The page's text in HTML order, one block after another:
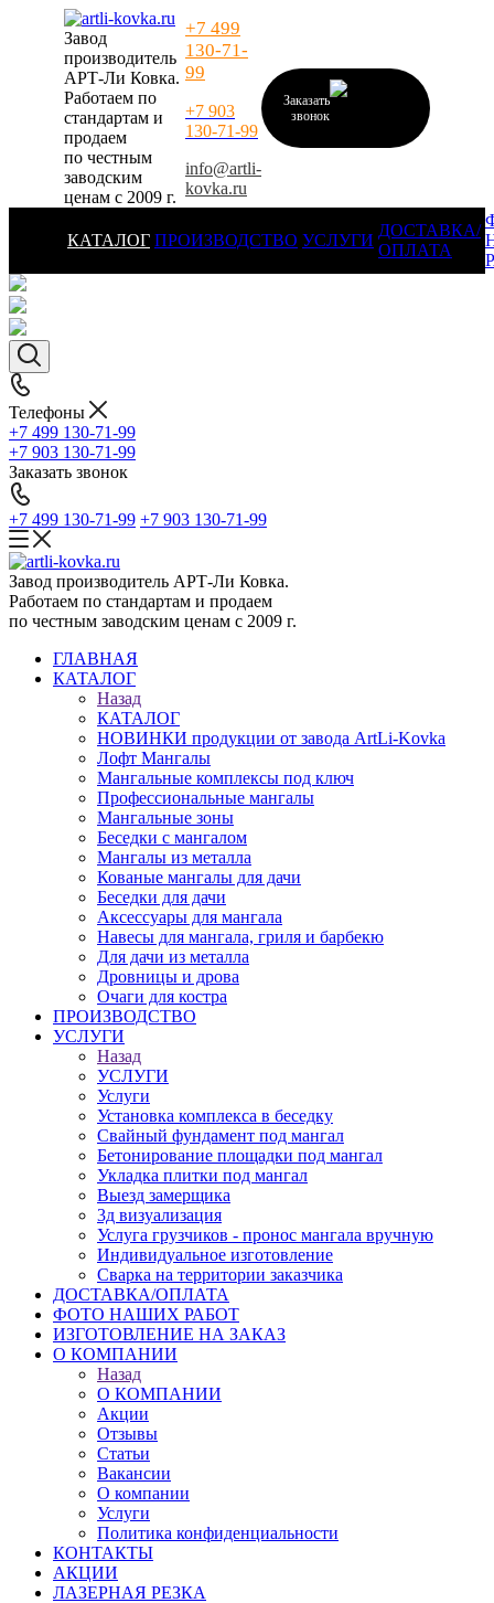
Завод
производитель
АРТ-Ли Ковка.
Работаем по
стандартам и
продаем
по честным
заводским
ценам с 2009 г.
+7 499
130-71-
99
+7 903
130-71-99
info@artli-
kovka.ru
Заказать
звонок
КАТАЛОГ ПРОИЗВОДСТВО УСЛУГИ
ДОСТАВКА/
ОПЛАТА
Телефоны
+7 499 130-71-99
+7 903 130-71-99
Заказать звонок
+7 499 130-71-99 +7 903 130-71-99
Завод производитель АРТ-Ли Ковка.
Работаем по стандартам и продаем
по честным заводским ценам с 2009 г.
ГЛАВНАЯ
КАТАЛОГ
Назад
КАТАЛОГ
НОВИНКИ продукции от завода ArtLi-Kovka
Лофт Мангалы
Мангальные комплексы под ключ
Профессиональные мангалы
Мангальные зоны
Беседки с мангалом
Мангалы из металла
Кованые мангалы для дачи
Беседки для дачи
Аксессуары для мангала
Навесы для мангала, гриля и барбекю
Для дачи из металла
Дровницы и дрова
Очаги для костра
ПРОИЗВОДСТВО
УСЛУГИ
Назад
УСЛУГИ
Услуги
Установка комплекса в беседку
Свайный фундамент под мангал
Бетонирование площадки под мангал
Укладка плитки под мангал
Выезд замерщика
3д визуализация
Услуга грузчиков - пронос мангала вручную
Индивидуальное изготовление
Сварка на территории заказчика
ДОСТАВКА/ОПЛАТА
ФОТО НАШИХ РАБОТ
ИЗГОТОВЛЕНИЕ НА ЗАКАЗ
О КОМПАНИИ
Назад
О КОМПАНИИ
Акции
Отзывы
Статьи
Вакансии
О компании
Услуги
Политика конфиденциальности
КОНТАКТЫ
АКЦИИ
ЛАЗЕРНАЯ РЕЗКА